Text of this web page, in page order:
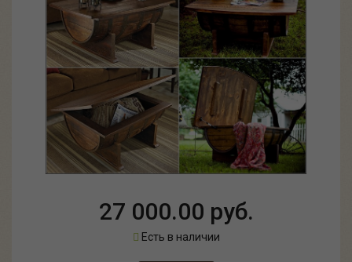
27 000.00 руб.
Есть в наличии